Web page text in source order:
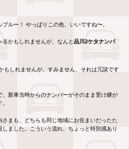
ルー！ やっぱりこの色、いいですね〜。
かもしれませんが、なんと品川2ケタナンバ
もしれませんが、すみません、それは冗談です
新車当時からのナンバーがそのまま受け継が
まも、どちらも同じ地域にお住まいだったた
ました。こういう流れ、ちょっと特別感あり